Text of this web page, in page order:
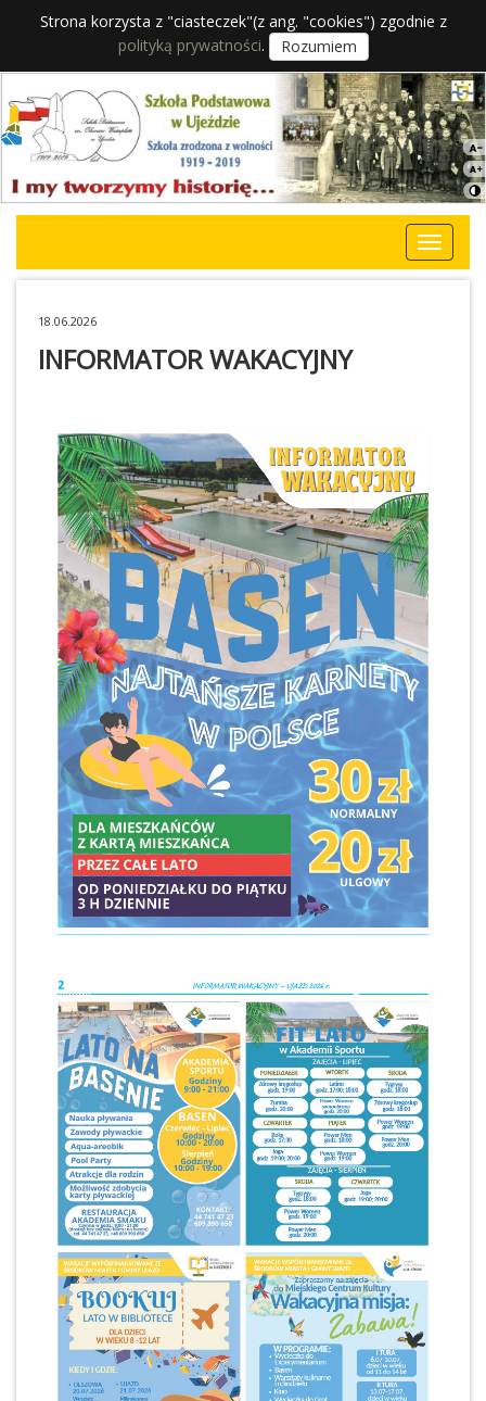
Strona korzysta z "ciasteczek"(z ang. "cookies") zgodnie z
polityką prywatności. Rozumiem
18.06.2026
INFORMATOR WAKACYJNY